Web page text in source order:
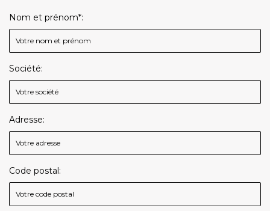
Nom et prénom*:
Société:
Adresse:
Code postal: